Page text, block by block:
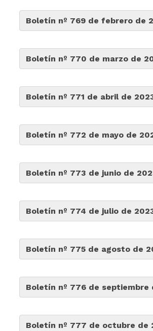
Boletín nº 769 de febrero de
Boletín nº 770 de marzo de
Boletín nº 771 de abril de
Boletín nº 772 de mayo de
Boletín nº 773 de junio de
Boletín nº 774 de julio de
Boletín nº 775 de agosto de
Boletín nº 776 de septiembre
Boletín nº 777 de octubre de